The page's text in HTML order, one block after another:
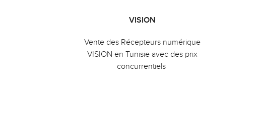
VISION
Vente des Récepteurs numérique
VISION en Tunisie avec des prix
concurrentiels